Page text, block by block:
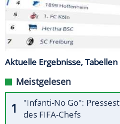
Aktuelle Ergebnisse,
Meistgelesen
"Infanti-No Go":
des FIFA-Chefs